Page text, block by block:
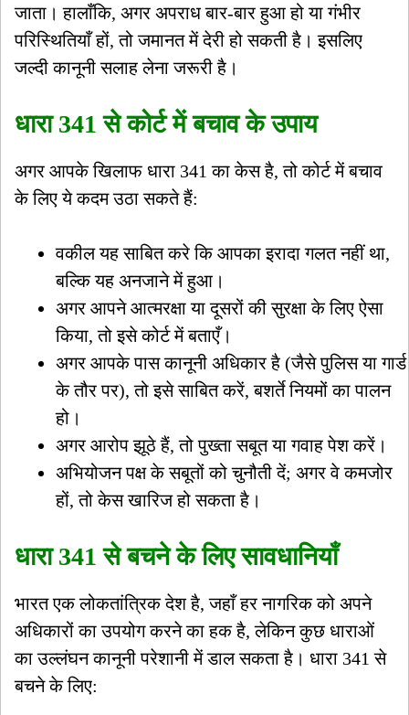
जाता। हालाँकि, अगर अपराध बार-बार हुआ हो या गंभीर
परिस्थितियाँ हों, तो जमानत में देरी हो सकती है। इसलिए
जल्दी कानूनी सलाह लेना जरूरी है।
धारा 341 से कोर्ट में बचाव के उपाय
अगर आपके खिलाफ धारा 341 का केस है, तो कोर्ट में बचाव
के लिए ये कदम उठा सकते हैं:
वकील यह साबित करे कि आपका इरादा गलत नहीं था,
बल्कि यह अनजाने में हुआ।
अगर आपने आत्मरक्षा या दूसरों की सुरक्षा के लिए ऐसा
किया, तो इसे कोर्ट में बताएँ।
अगर आपके पास कानूनी अधिकार है (जैसे पुलिस या गार्ड
के तौर पर), तो इसे साबित करें, बशर्ते नियमों का पालन
हो।
अगर आरोप झूठे हैं, तो पुख्ता सबूत या गवाह पेश करें।
अभियोजन पक्ष के सबूतों को चुनौती दें; अगर वे कमजोर
हों, तो केस खारिज हो सकता है।
धारा 341 से बचने के लिए सावधानियाँ
भारत एक लोकतांत्रिक देश है, जहाँ हर नागरिक को अपने
अधिकारों का उपयोग करने का हक है, लेकिन कुछ धाराओं
का उल्लंघन कानूनी परेशानी में डाल सकता है। धारा 341 से
बचने के लिए: